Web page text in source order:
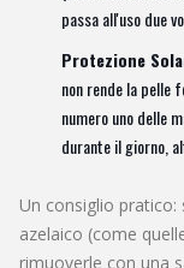
passa all'uso due
Protezione
non rende la pelle
numero uno delle
durante il giorno,
Un consiglio pratico:
azelaico (come
rimuoverle con una